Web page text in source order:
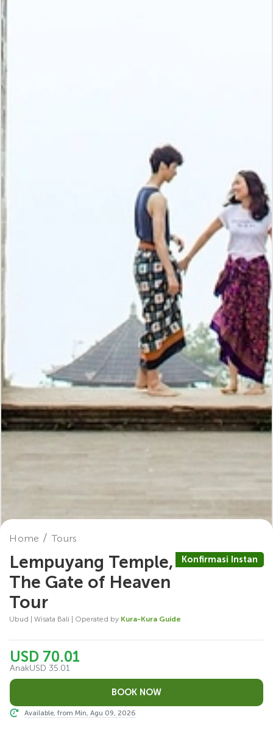
Home Tours
Lempuyang Temple,
The Gate of Heaven
Tour
Konfirmasi Instan
Ubud | Wisata Bali | Operated by Kura-Kura Guide
USD 70.01
AnakUSD 35.01
Available, from Min, Agu 09, 2026